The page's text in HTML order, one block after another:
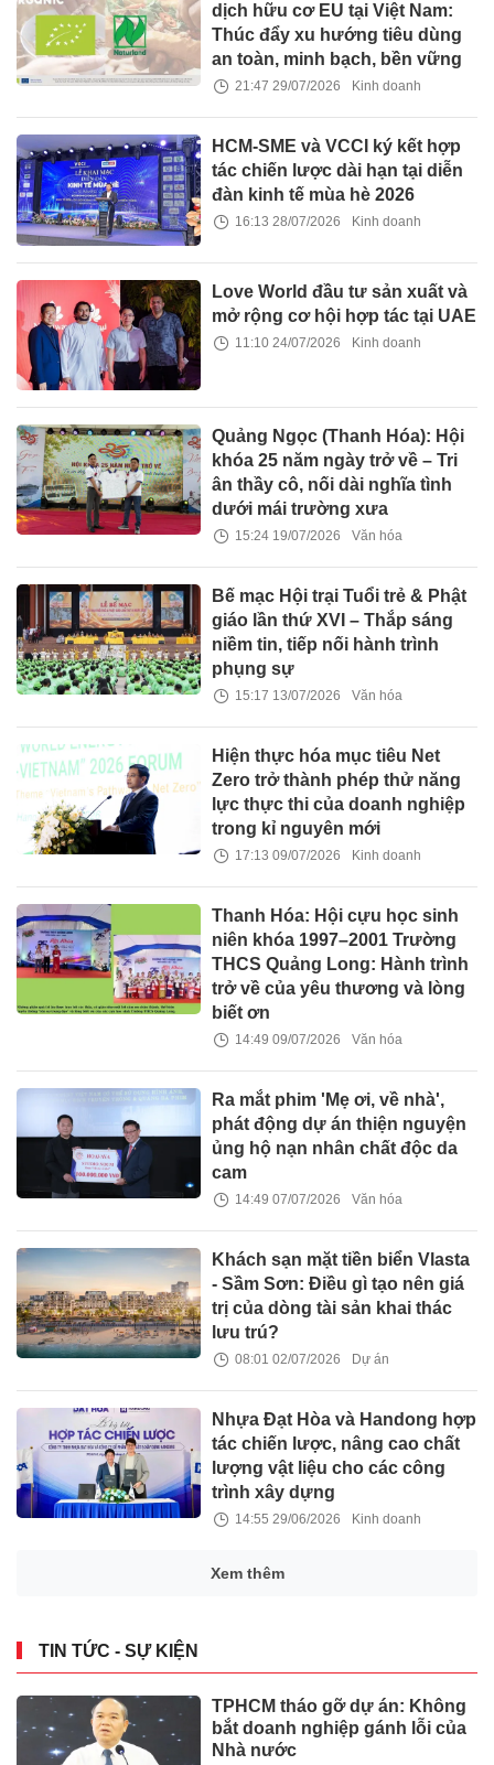
dịch hữu cơ EU tại Việt Nam:
Thúc đẩy xu hướng tiêu dùng
an toàn, minh bạch, bền vững
21:47 29/07/2026 Kinh doanh
HCM-SME và VCCI ký kết hợp
tác chiến lược dài hạn tại diễn
đàn kinh tế mùa hè 2026
16:13 28/07/2026 Kinh doanh
Love World đầu tư sản xuất và
mở rộng cơ hội hợp tác tại UAE
11:10 24/07/2026 Kinh doanh
Quảng Ngọc (Thanh Hóa): Hội
khóa 25 năm ngày trở về – Tri
ân thầy cô, nối dài nghĩa tình
dưới mái trường xưa
15:24 19/07/2026 Văn hóa
Bế mạc Hội trại Tuổi trẻ & Phật
giáo lần thứ XVI – Thắp sáng
niềm tin, tiếp nối hành trình
phụng sự
15:17 13/07/2026 Văn hóa
Hiện thực hóa mục tiêu Net
Zero trở thành phép thử năng
lực thực thi của doanh nghiệp
trong kỉ nguyên mới
17:13 09/07/2026 Kinh doanh
Thanh Hóa: Hội cựu học sinh
niên khóa 1997–2001 Trường
THCS Quảng Long: Hành trình
trở về của yêu thương và lòng
biết ơn
14:49 09/07/2026 Văn hóa
Ra mắt phim 'Mẹ ơi, về nhà',
phát động dự án thiện nguyện
ủng hộ nạn nhân chất độc da
cam
14:49 07/07/2026 Văn hóa
Khách sạn mặt tiền biển Vlasta
- Sầm Sơn: Điều gì tạo nên giá
trị của dòng tài sản khai thác
lưu trú?
08:01 02/07/2026 Dự án
Nhựa Đạt Hòa và Handong hợp
tác chiến lược, nâng cao chất
lượng vật liệu cho các công
trình xây dựng
14:55 29/06/2026 Kinh doanh
Xem thêm
TIN TỨC - SỰ KIỆN
TPHCM tháo gỡ dự án: Không
bắt doanh nghiệp gánh lỗi của
Nhà nước